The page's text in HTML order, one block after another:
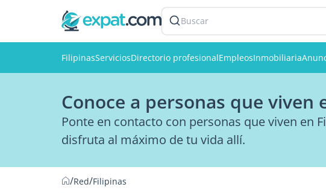
Buscar
FilipinasServiciosDirectorio profesionalEmpleosInmobiliaria
Conoce a personas que viven
Ponte en contacto con personas que viven en
disfruta al máximo de tu vida allí.
/Red/Filipinas